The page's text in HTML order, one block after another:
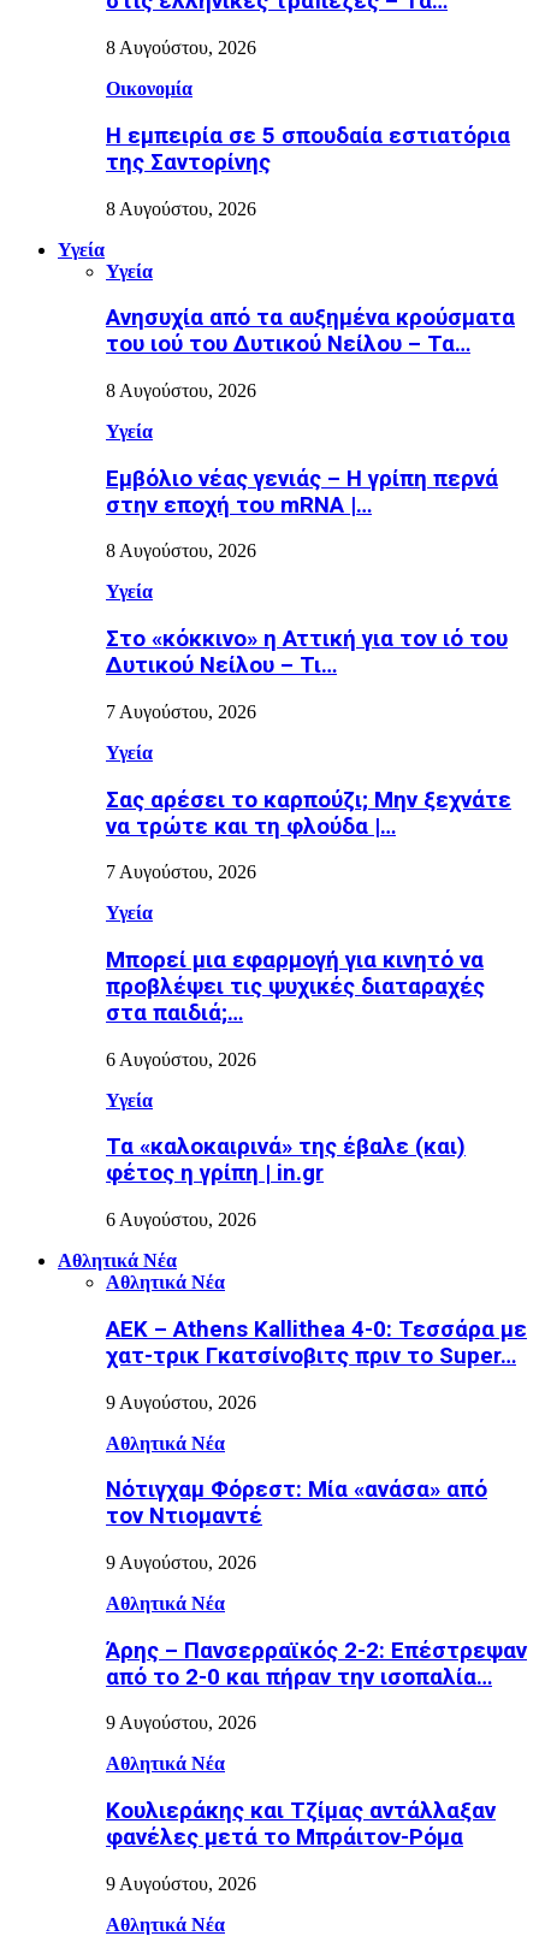
8 Αυγούστου, 2026
Οικονομία
Η εμπειρία σε 5 σπουδαία εστιατόρια
της Σαντορίνης
8 Αυγούστου, 2026
Υγεία
Υγεία
Ανησυχία από τα αυξημένα κρούσματα
του ιού του Δυτικού Νείλου – Τα…
8 Αυγούστου, 2026
Υγεία
Εµβόλιο νέας γενιάς – Η γρίπη περνά
στην εποχή του mRNA |…
8 Αυγούστου, 2026
Υγεία
Στο «κόκκινο» η Αττική για τον ιό του
Δυτικού Νείλου – Τι…
7 Αυγούστου, 2026
Υγεία
Σας αρέσει το καρπούζι; Μην ξεχνάτε
να τρώτε και τη φλούδα |…
7 Αυγούστου, 2026
Υγεία
Μπορεί μια εφαρμογή για κινητό να
προβλέψει τις ψυχικές διαταραχές
στα παιδιά;…
6 Αυγούστου, 2026
Υγεία
Τα «καλοκαιρινά» της έβαλε (και)
φέτος η γρίπη | in.gr
6 Αυγούστου, 2026
Αθλητικά Νέα
Αθλητικά Νέα
ΑΕΚ – Athens Kallithea 4-0: Τεσσάρα με
χατ-τρικ Γκατσίνοβιτς πριν το Super…
9 Αυγούστου, 2026
Αθλητικά Νέα
Νότιγχαμ Φόρεστ: Μία «ανάσα» από
τον Ντιομαντέ
9 Αυγούστου, 2026
Αθλητικά Νέα
Άρης – Πανσερραϊκός 2-2: Επέστρεψαν
από το 2-0 και πήραν την ισοπαλία…
9 Αυγούστου, 2026
Αθλητικά Νέα
Κουλιεράκης και Τζίμας αντάλλαξαν
φανέλες μετά το Μπράιτον-Ρόμα
9 Αυγούστου, 2026
Αθλητικά Νέα